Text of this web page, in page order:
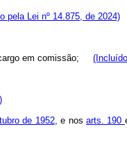
pela Lei nº 14.875, de 2024)
cargo em comissão;
de 1952, e nos arts. 190